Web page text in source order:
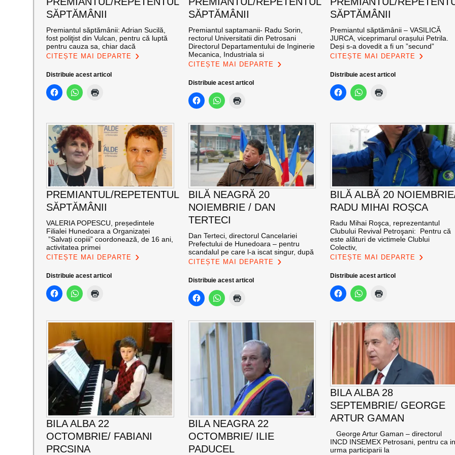
SĂPTĂMÂNII
Premiantul săptămânii: Adrian Sucilă,
fost poliţist din Vulcan, pentru că luptă
pentru cauza sa, chiar dacă
CITEȘTE MAI DEPARTE
Distribuie acest articol
SĂPTĂMÂNII
Premiantul saptamanii- Radu Sorin,
rectorul Universitatii din Petrosani
Directorul Departamentului de Inginerie
Mecanica, Industriala si
CITEȘTE MAI DEPARTE
Distribuie acest articol
SĂPTĂMÂNII
Premiantul săptămânii – VASILICĂ
JURCA, viceprimarul orașului Petrila.
Deși s-a dovedit a fi un ”secund”
CITEȘTE MAI DEPARTE
Distribuie acest articol
PREMIANTUL/REPETENTUL
SĂPTĂMÂNII
VALERIA POPESCU, președintele
Filialei Hunedoara a Organizaței
”Salvați copiii” coordonează, de 16 ani,
activitatea primei
CITEȘTE MAI DEPARTE
Distribuie acest articol
BILĂ NEAGRĂ 20
NOIEMBRIE / DAN
TERTECI
Dan Terteci, directorul Cancelariei
Prefectului de Hunedoara – pentru
scandalul pe care l-a iscat singur, după
CITEȘTE MAI DEPARTE
Distribuie acest articol
BILĂ ALBĂ 20
RADU MIHAI ROȘCA
Radu Mihai Roşca, reprezentantul
Clubului Revival Petroşani: Pentru că
este alături de victimele Clublui
Colectiv,
CITEȘTE MAI DEPARTE
Distribuie acest articol
BILA ALBA 22
OCTOMBRIE/ FABIANI
PRCSINA
BILA NEAGRA 22
OCTOMBRIE/ ILIE
PADUCEL
BILA ALBA 28
SEPTEMBRIE/ GEORGE
ARTUR GAMAN
George Artur Gaman – directorul
INCD INSEMEX Petrosani, pentru ca
urma participarii la